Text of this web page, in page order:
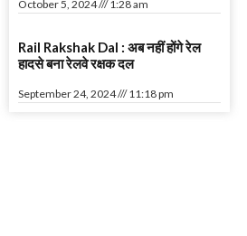
October 5, 2024 1:28 am
Rail Rakshak Dal : अब नहीं होंगे रेल
हादसे बना रेलवे रक्षक दल
September 24, 2024 11:18 pm